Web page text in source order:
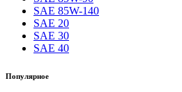
SAE 85W-140
SAE 20
SAE 30
SAE 40
Популярное